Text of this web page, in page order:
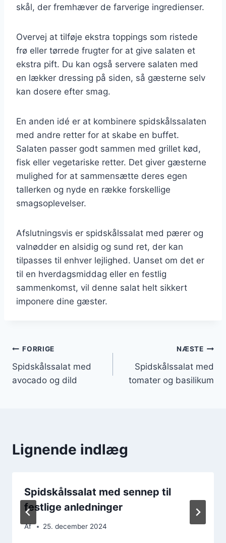
skål, der fremhæver de farverige ingredienser.
Overvej at tilføje ekstra toppings som ristede
frø eller tørrede frugter for at give salaten et
ekstra pift. Du kan også servere salaten med
en lækker dressing på siden, så gæsterne selv
kan dosere efter smag.
En anden idé er at kombinere spidskålssalaten
med andre retter for at skabe en buffet.
Salaten passer godt sammen med grillet kød,
fisk eller vegetariske retter. Det giver gæsterne
mulighed for at sammensætte deres egen
tallerken og nyde en række forskellige
smagsoplevelser.
Afslutningsvis er spidskålssalat med pærer og
valnødder en alsidig og sund ret, der kan
tilpasses til enhver lejlighed. Uanset om det er
til en hverdagsmiddag eller en festlig
sammenkomst, vil denne salat helt sikkert
imponere dine gæster.
Indlægsnavigation
FORRIGE
Spidskålssalat med
avocado og dild
NÆSTE
Spidskålssalat med
tomater og basilikum
Lignende indlæg
Spidskålssalat med sennep til
festlige anledninger
Af 25. december 2024